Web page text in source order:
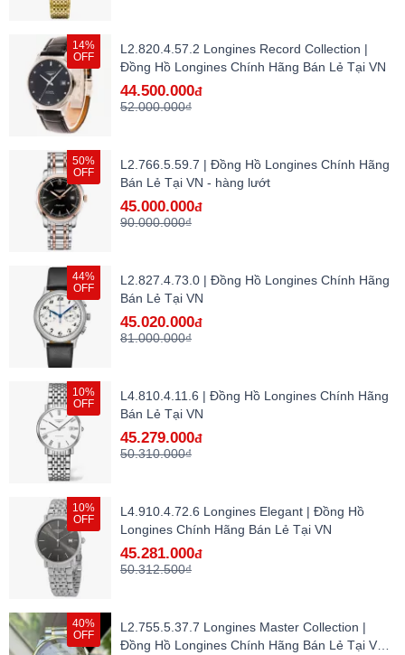
14%
OFF
L2.820.4.57.2 Longines Record Collection |
Đồng Hồ Longines Chính Hãng Bán Lẻ Tại VN
44.500.000đ
52.000.000₫
50%
OFF
L2.766.5.59.7 | Đồng Hồ Longines Chính Hãng
Bán Lẻ Tại VN - hàng lướt
45.000.000đ
90.000.000₫
44%
OFF
L2.827.4.73.0 | Đồng Hồ Longines Chính Hãng
Bán Lẻ Tại VN
45.020.000đ
81.000.000₫
10%
OFF
L4.810.4.11.6 | Đồng Hồ Longines Chính Hãng
Bán Lẻ Tại VN
45.279.000đ
50.310.000₫
10%
OFF
L4.910.4.72.6 Longines Elegant | Đồng Hồ
Longines Chính Hãng Bán Lẻ Tại VN
45.281.000đ
50.312.500₫
40%
OFF
L2.755.5.37.7 Longines Master Collection |
Đồng Hồ Longines Chính Hãng Bán Lẻ Tại VN -